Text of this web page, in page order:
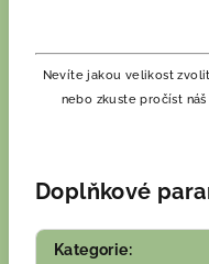
Nevíte jakou velikost
nebo zkuste pročíst
Doplňkové
Kategorie: